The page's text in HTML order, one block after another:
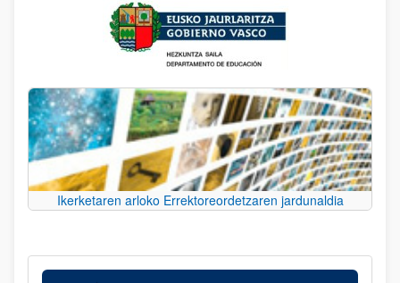
Ikerketaren arloko Errektoreordetzaren jardunaldia